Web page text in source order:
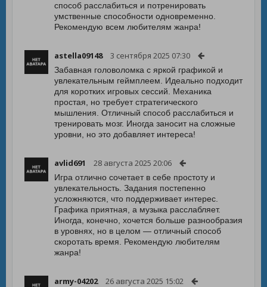
способ расслабиться и потренировать
умственные способности одновременно.
Рекомендую всем любителям жанра!
astella09148 3 сентября 2025 07:30
Забавная головоломка с яркой графикой и
увлекательным геймплеем. Идеально подходит
для коротких игровых сессий. Механика
простая, но требует стратегического
мышления. Отличный способ расслабиться и
тренировать мозг. Иногда заносит на сложные
уровни, но это добавляет интереса!
avlid691 28 августа 2025 20:06
Игра отлично сочетает в себе простоту и
увлекательность. Задания постепенно
усложняются, что поддерживает интерес.
Графика приятная, а музыка расслабляет.
Иногда, конечно, хочется больше разнообразия
в уровнях, но в целом — отличный способ
скоротать время. Рекомендую любителям
жанра!
army-04202 26 августа 2025 15:02